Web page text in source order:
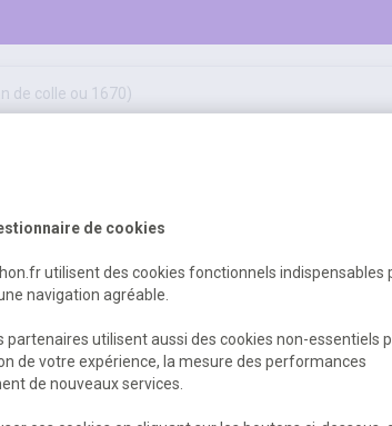
1er secours outils, travaux & entretien
Serveur...
Veuillez nous excuser pour
de cookies
utilisent des cookies fonctionnels indispensables
navigation agréable.
partenaires utilisent aussi des cookies non-essentiels
de votre expérience, la mesure des performances
de nouveaux services.